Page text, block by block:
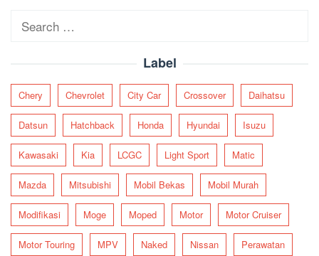
Search
Label
Chery Chevrolet City Car Crossover Daihatsu
Datsun Hatchback Honda Hyundai Isuzu
Kawasaki Kia LCGC Light Sport Matic
Mazda Mitsubishi Mobil Bekas Mobil Murah
Modifikasi Moge Moped Motor Motor Cruiser
Motor Touring MPV Naked Nissan Perawatan